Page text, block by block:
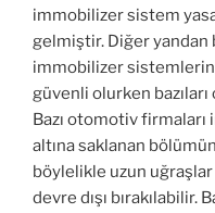
immobilizer sistem
gelmiştir. Diğer yandan
immobilizer sistemlerin
güvenli olurken bazıları
Bazı otomotiv
altına saklanan
böylelikle uzun
devre dışı bırakılabilir.